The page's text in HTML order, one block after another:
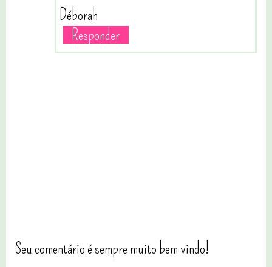
Déborah
Responder
Seu comentário é sempre muito bem vindo!